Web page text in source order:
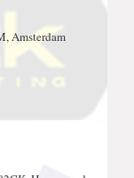
Amsterdam